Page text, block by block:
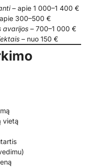
– apie 1 000–1 400 €
300–500 €
avarijos – 700–1 000 €
– nuo 150 €
vietą